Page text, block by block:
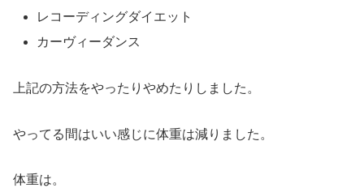
レコーディングダイエット
カーヴィーダンス
上記の方法をやったりやめたりしました。
やってる間はいい感じに体重は減りました。
体重は。